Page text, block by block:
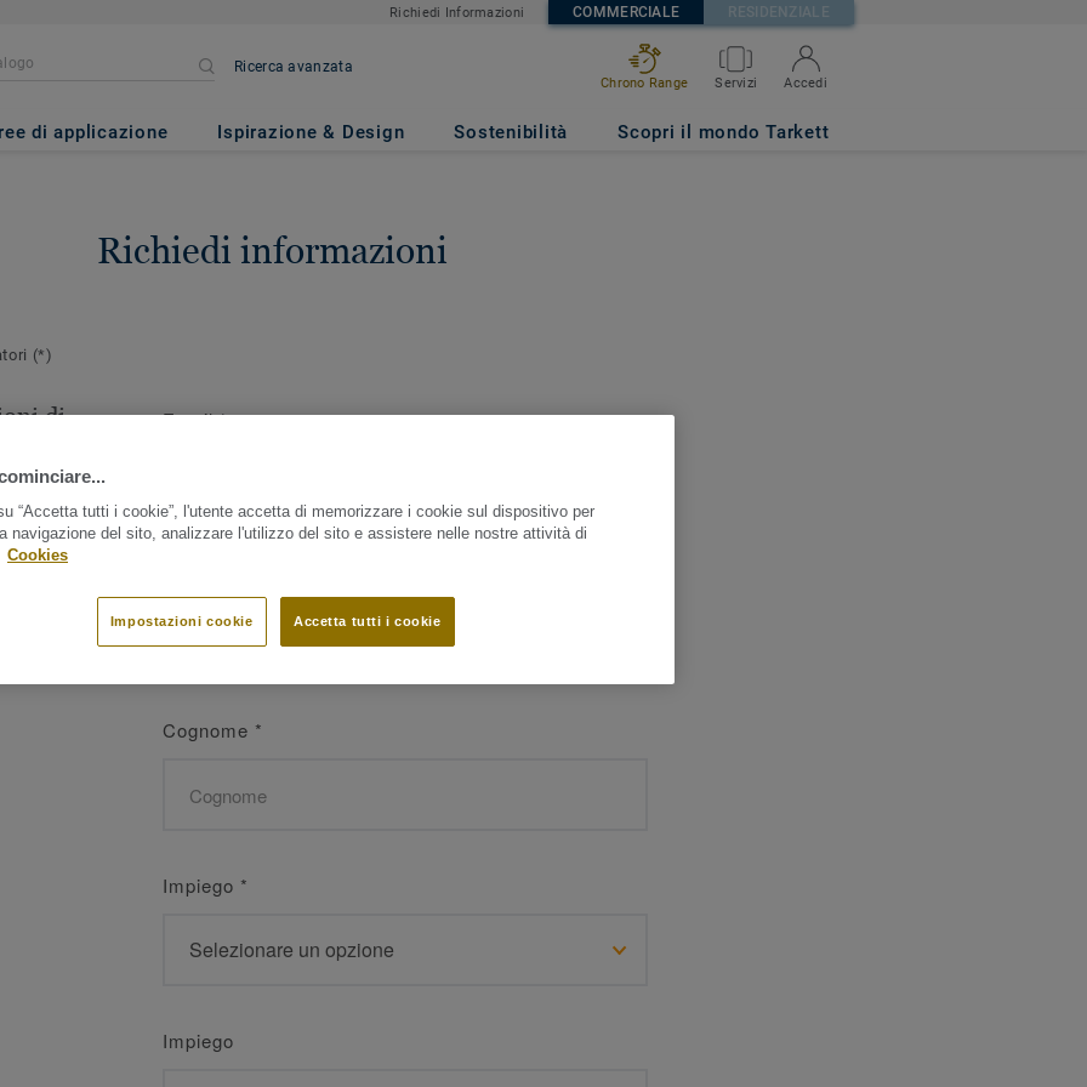
Richiedi Informazioni COMMERCIALE RESIDENZIALE
Ricerca avanzata
Chrono Range Servizi Accedi
di applicazione Ispirazione & Design Sostenibilità Scopri il mondo Tarkett
Richiedi informazioni
(*)
di
da
questo ordine
Email*
Cognome *
Impiego *
Impiego
“Accetta tutti i cookie”, l'utente accetta di memorizzare i cookie sul dispositivo per
navigazione del sito, analizzare l'utilizzo del sito e assistere nelle nostre attività di
Cookies
Accetta tutti i cookie
Impostazioni cookie